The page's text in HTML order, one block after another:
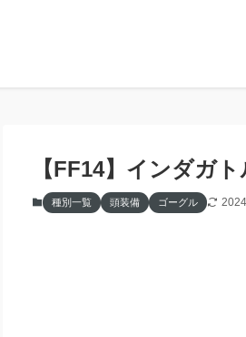
【FF14】インダガ
種別一覧 頭装備 ゴーグル